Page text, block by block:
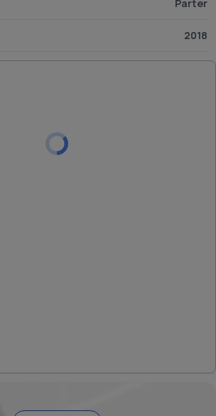
Parter
2018